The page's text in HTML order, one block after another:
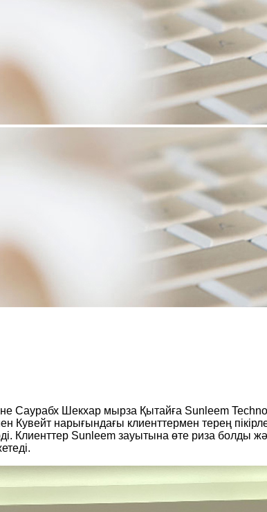
Саурабх Шекхар мырза Қытайға Sunleem
нарығындағы клиенттермен терең
Клиенттер Sunleem зауытына өте риза болды